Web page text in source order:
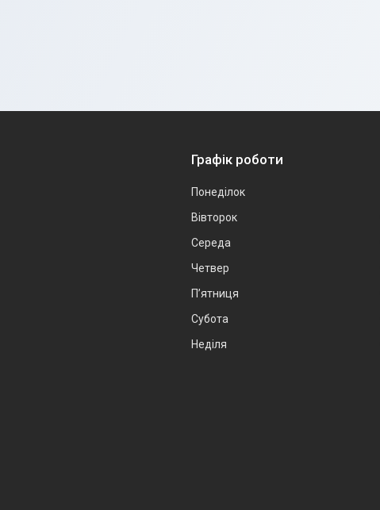
Графік роботи
Понеділок
Вівторок
Середа
Четвер
Пʼятниця
Субота
Неділя